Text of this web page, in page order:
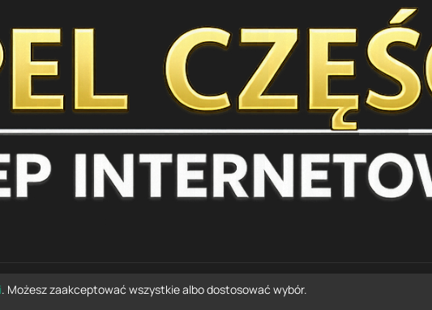
— wszelkie prawa zastrzeżone
. Możesz zaakceptować wszystkie albo dostosować wybór.